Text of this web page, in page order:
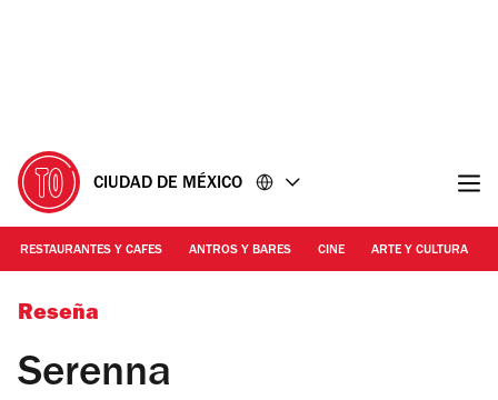
CIUDAD DE MÉXICO
RESTAURANTES Y CAFES ANTROS Y BARES CINE ARTE Y CULTURA
Foto: Alejandra Carbajal
Reseña
Serenna